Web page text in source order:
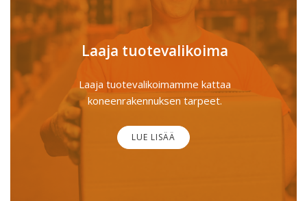
Laaja tuotevalikoima
Laaja tuotevalikoimamme kattaa
koneenrakennuksen tarpeet.
LUE LISÄÄ